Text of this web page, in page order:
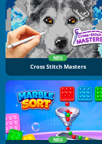
NEU
Cross Stitch Masters
NEU